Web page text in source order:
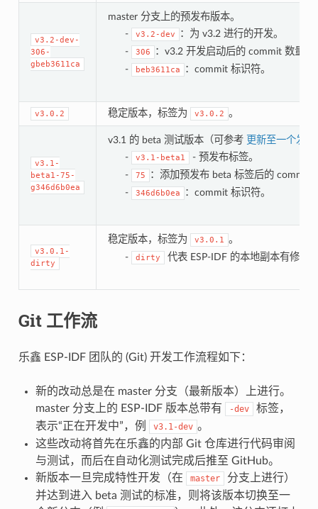
v3.2-dev-
306-
gbeb3611ca
master 分支上的预发布版本。
-
v3.2-dev
：为 v3.2 进行的开发。
-
306
：v3.2 开发启动后的 commit 数量。
-
beb3611ca ：commit 标识符。
v3.0.2 稳定版本，标签为 v3.0.2 。
v3.1-
beta1-75-
g346d6b0ea
v3.1 的 beta 测试版本（可参考 更新至一个发
-
v3.1-beta1
- 预发布标签。
-
75
：添加预发布 beta 标签后的 commit
-
346d6b0ea ：commit 标识符。
v3.0.1-
dirty
稳定版本，标签为 v3.0.1 。
-
dirty 代表 ESP-IDF 的本地副本有修改
Git 工作流
乐鑫 ESP-IDF 团队的 (Git) 开发工作流程如下：
新的改动总是在 master 分支（最新版本）上进行。
master 分支上的 ESP-IDF 版本总带有
-dev
标签，
表示“正在开发中”，例
v3.1-dev 。
这些改动将首先在乐鑫的内部 Git 仓库进行代码审阅
与测试，而后在自动化测试完成后推至 GitHub。
新版本一旦完成特性开发（在
master
分支上进行）
并达到进入 beta 测试的标准，则将该版本切换至一